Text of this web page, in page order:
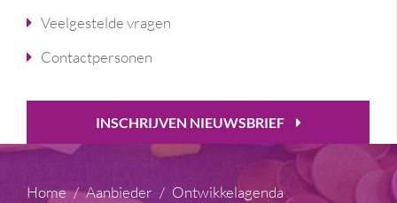
Veelgestelde vragen
Contactpersonen
INSCHRIJVEN NIEUWSBRIEF
Home Aanbieder
Ontwikkelagenda